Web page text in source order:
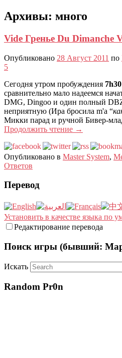
Архивы: много
Vide Гренье Du Dimanche
Опубликовано 28 Август 2011 по
5
Сегодня утром пробуждения 7h30
сравнительно мало надеемся
DMG, Dingoo и один полный DBZ
неприятную (Ира бросила m'a “
Микки парад и ручной Бивер-
Продолжить чтение →
Опубликовано в Master System,
Ответов
Перевод
Установить в качестве языка по
Редактирование перевода
Поиск игры (бывший:
Искать
Random Pr0n